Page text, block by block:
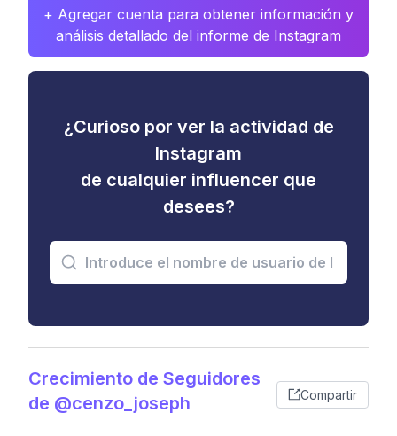
+ Agregar cuenta para obtener información y
análisis detallado del informe de Instagram
¿Curioso por ver la actividad de
Instagram
de cualquier influencer que
desees?
Crecimiento de Seguidores
de @cenzo_joseph
Compartir